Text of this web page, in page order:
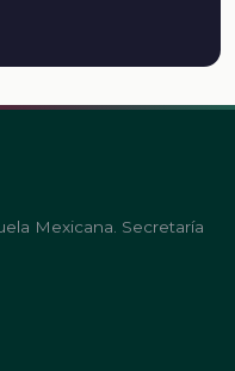
Mexicana. Secretaría